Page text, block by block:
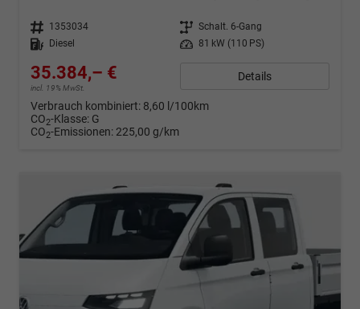
Fahrzeugnr. 1353034 Getriebe Schalt. 6-Gang
Kraftstoff
Diesel Leistung 81 kW (110 PS)
35.384,– €
incl. 19% MwSt.
Details
Verbrauch kombiniert: 8,60 l/100km
CO2-Klasse: G
CO2-Emissionen: 225,00 g/km